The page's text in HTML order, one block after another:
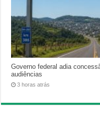
Governo federal adia
audiências
3 horas atrás